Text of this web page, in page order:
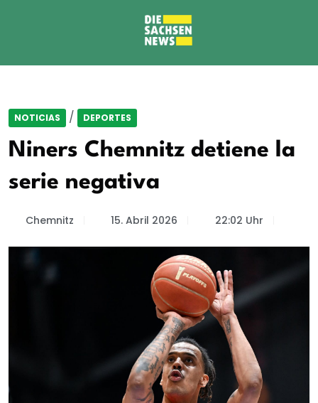
NOTICIAS / DEPORTES
Niners Chemnitz detiene la
serie negativa
Chemnitz 15. Abril 2026 22:02 Uhr